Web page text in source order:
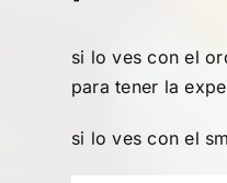
si lo ves con el
para tener la
si lo ves con el